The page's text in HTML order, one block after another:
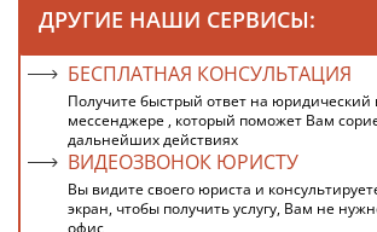
ДРУГИЕ НАШИ СЕРВИСЫ:
БЕСПЛАТНАЯ КОНСУЛЬТАЦИЯ
Получите быстрый ответ на
мессенджере , который поможет Вам
дальнейших действиях
ВИДЕОЗВОНОК ЮРИСТУ
Вы видите своего юриста и
экран, чтобы получить услугу, Вам не
офис